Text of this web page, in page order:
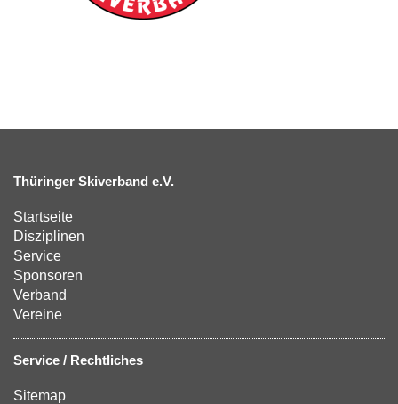
Thüringer Skiverband e.V.
Startseite
Disziplinen
Service
Sponsoren
Verband
Vereine
Service / Rechtliches
Sitemap